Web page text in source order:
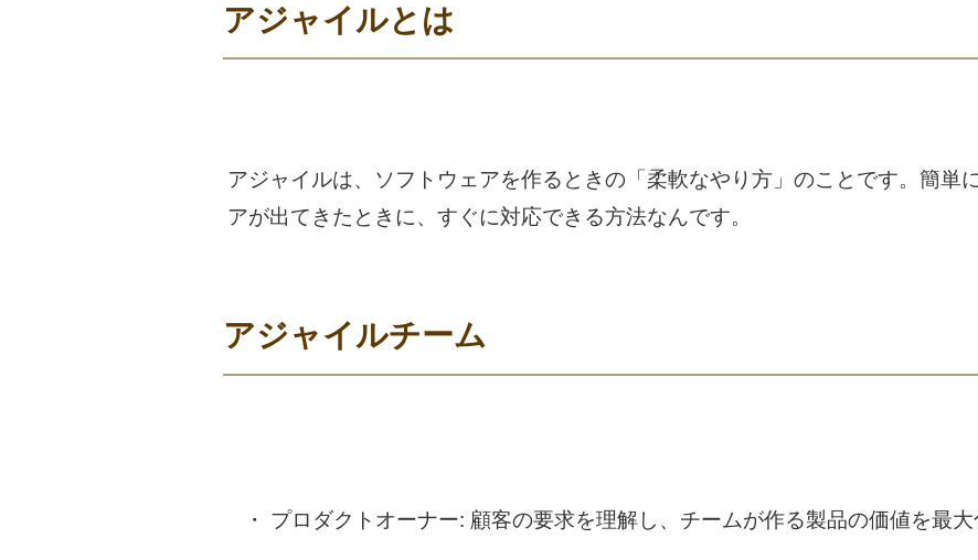
アジャイルとは
アジャイルは、ソフトウェアを作るときの「柔軟なやり方」のことです。簡単
アが出てきたときに、すぐに対応できる方法なんです。
アジャイルチーム
プロダクトオーナー: 顧客の要求を理解し、チームが作る製品の価値を最大